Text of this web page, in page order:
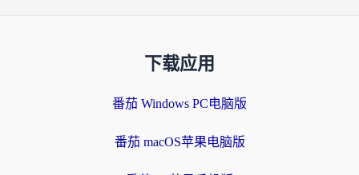
下载应用
番茄 Windows PC电脑版
番茄 macOS苹果电脑版